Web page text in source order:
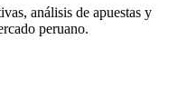
análisis de apuestas y
peruano.